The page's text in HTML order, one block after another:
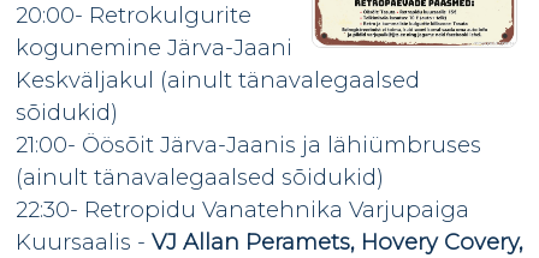
20:00- Retrokulgurite
kogunemine Järva-Jaani
Keskväljakul (ainult tänavalegaalsed
sõidukid)
21:00- Öösõit Järva-Jaanis ja lähiümbruses
(ainult tänavalegaalsed sõidukid)
22:30- Retropidu Vanatehnika Varjupaiga
Kuursaalis - VJ Allan Peramets, Hovery Covery,